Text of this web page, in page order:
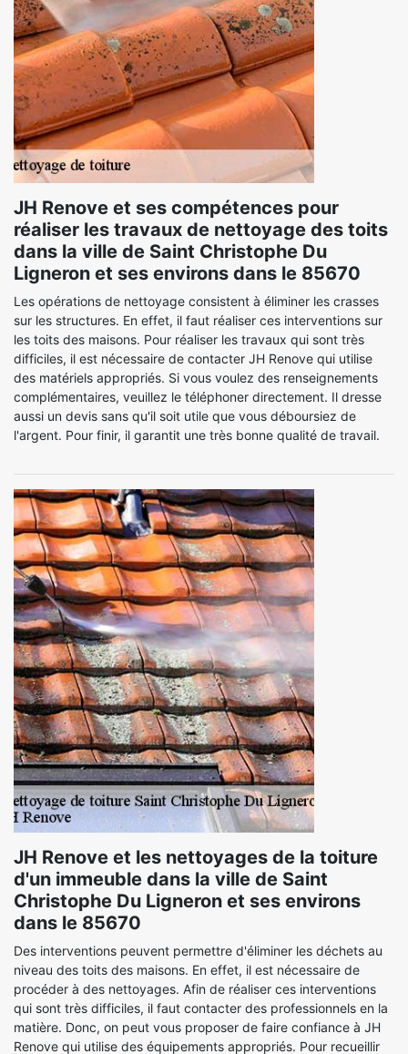
JH Renove et ses compétences pour
réaliser les travaux de nettoyage des toits
dans la ville de Saint Christophe Du
Ligneron et ses environs dans le 85670
Les opérations de nettoyage consistent à éliminer les crasses
sur les structures. En effet, il faut réaliser ces interventions sur
les toits des maisons. Pour réaliser les travaux qui sont très
difficiles, il est nécessaire de contacter JH Renove qui utilise
des matériels appropriés. Si vous voulez des renseignements
complémentaires, veuillez le téléphoner directement. Il dresse
aussi un devis sans qu'il soit utile que vous déboursiez de
l'argent. Pour finir, il garantit une très bonne qualité de travail.
JH Renove et les nettoyages de la toiture
d'un immeuble dans la ville de Saint
Christophe Du Ligneron et ses environs
dans le 85670
Des interventions peuvent permettre d'éliminer les déchets au
niveau des toits des maisons. En effet, il est nécessaire de
procéder à des nettoyages. Afin de réaliser ces interventions
qui sont très difficiles, il faut contacter des professionnels en la
matière. Donc, on peut vous proposer de faire confiance à JH
Renove qui utilise des équipements appropriés. Pour recueillir